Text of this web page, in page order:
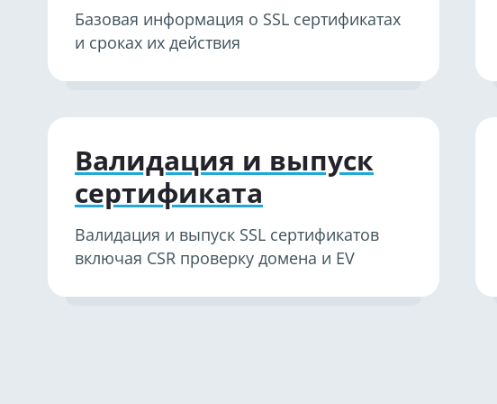
Базовая информация о SSL сертификатах
и сроках их действия
Валидация и выпуск
сертификата
Валидация и выпуск SSL сертификатов
включая CSR проверку домена и EV